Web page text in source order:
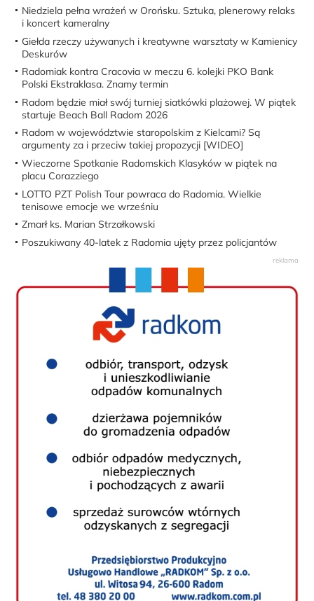
Niedziela pełna wrażeń w Orońsku. Sztuka, plenerowy relaks
i koncert kameralny
Giełda rzeczy używanych i kreatywne warsztaty w Kamienicy
Deskurów
Radomiak kontra Cracovia w meczu 6. kolejki PKO Bank
Polski Ekstraklasa. Znamy termin
Radom będzie miał swój turniej siatkówki plażowej. W piątek
startuje Beach Ball Radom 2026
Radom w województwie staropolskim z Kielcami? Są
argumenty za i przeciw takiej propozycji [WIDEO]
Wieczorne Spotkanie Radomskich Klasyków w piątek na
placu Corazziego
LOTTO PZT Polish Tour powraca do Radomia. Wielkie
tenisowe emocje we wrześniu
Zmarł ks. Marian Strzałkowski
Poszukiwany 40-latek z Radomia ujęty przez policjantów